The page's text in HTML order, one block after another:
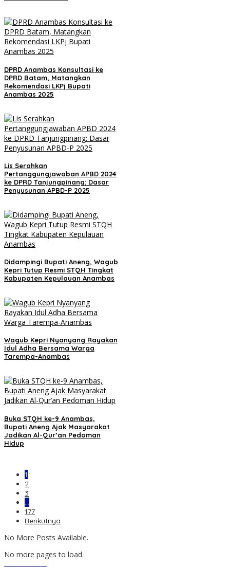
DPRD Anambas Konsultasi ke
DPRD Batam, Matangkan
Rekomendasi LKPj Bupati
Anambas 2025
Lis Serahkan
Pertanggungjawaban APBD 2024
ke DPRD Tanjungpinang: Dasar
Penyusunan APBD-P 2025
Didampingi Bupati Aneng, Wagub
Kepri Tutup Resmi STQH Tingkat
Kabupaten Kepulauan Anambas
Wagub Kepri Nyanyang Rayakan
Idul Adha Bersama Warga
Tarempa-Anambas
Buka STQH ke-9 Anambas,
Bupati Aneng Ajak Masyarakat
Jadikan Al-Qur’an Pedoman
Hidup
1
2
3
…
177
Berikutnya
No More Posts Available.
No more pages to load.